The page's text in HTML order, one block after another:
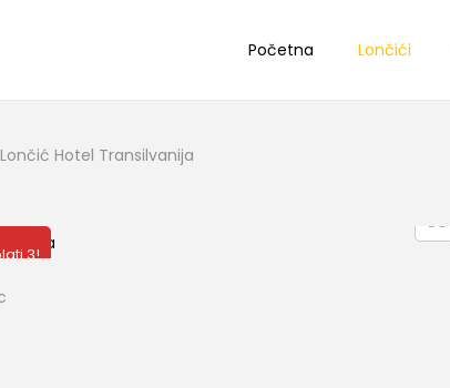
Početna Lončići
Lončić Hotel Transilvanija